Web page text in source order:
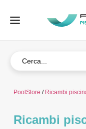
PoolStore / Ricambi
Ricambi